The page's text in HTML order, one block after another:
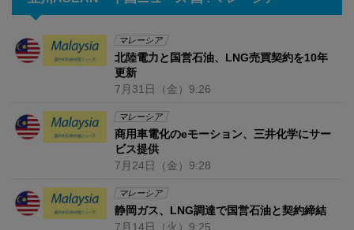
マレーシア
北陸電力と国営石油、LNG売買契約を10年
更新
7月31日 （金） 9:26
マレーシア
商用車電化のeモーション、三井化学にサー
ビス提供
7月24日 （金） 9:28
マレーシア
静岡ガス、LNG調達で国営石油と契約締結
7月14日 （火） 9:25